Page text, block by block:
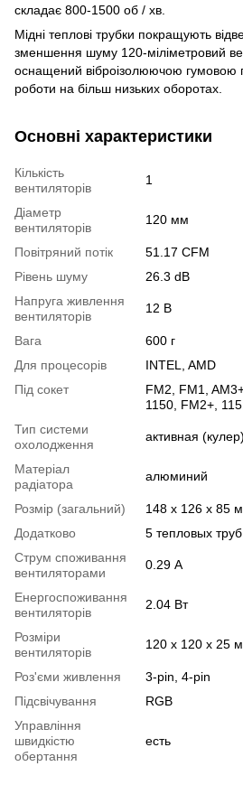
складає 800-1500 об / хв.
Мідні теплові трубки покращують
зменшення шуму 120-міліметровий
оснащений віброізолюючою гумовою
роботи на більш низьких оборотах.
Основні характеристики
Кількість
вентиляторів
1
Діаметр
вентиляторів
120 мм
Повітряний потік
51.17 CFM
Рівень шуму
26.3 dB
Напруга живлення
вентиляторів
12 В
Вага
600 г
Для процесорів
INTEL, AMD
Під сокет
FM2, FM1,
1150, FM2+,
Тип системи
охолодження
активная (кулер)
Матеріал
радіатора
алюминий
Розмір (загальний)
148 x 126 x 85
Додатково
5 тепловых труб
Струм споживання
вентиляторами
0.29 А
Енергоспоживання
вентиляторів
2.04 Вт
Розміри
вентиляторів
120 х 120 х 25
Роз'єми живлення
3-pin, 4-pin
Підсвічування
RGB
Управління
швидкістю
обертання
есть